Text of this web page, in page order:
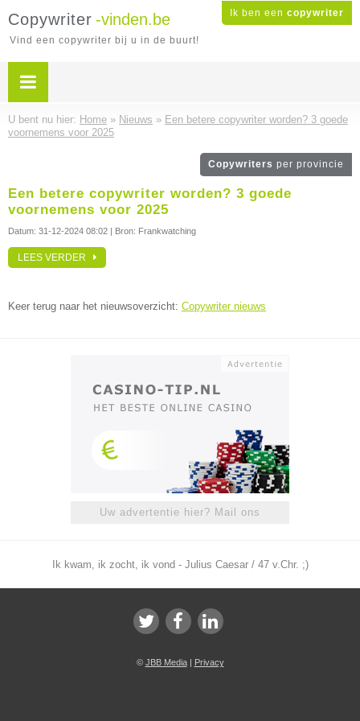
Ik ben een copywriter
Copywriter -vinden.be
Vind een copywriter bij u in de buurt!
U bent nu hier: Home » Nieuws » Een betere copywriter worden? 3 goede
voornemens voor 2025
Copywriters per provincie
Een betere copywriter worden? 3 goede
voornemens voor 2025
Datum: 31-12-2024 08:02 | Bron: Frankwatching
LEES VERDER
Keer terug naar het nieuwsoverzicht: Copywriter nieuws
Uw advertentie hier? Mail ons
Ik kwam, ik zocht, ik vond - Julius Caesar / 47 v.Chr. ;)
© JBB Media| Privacy